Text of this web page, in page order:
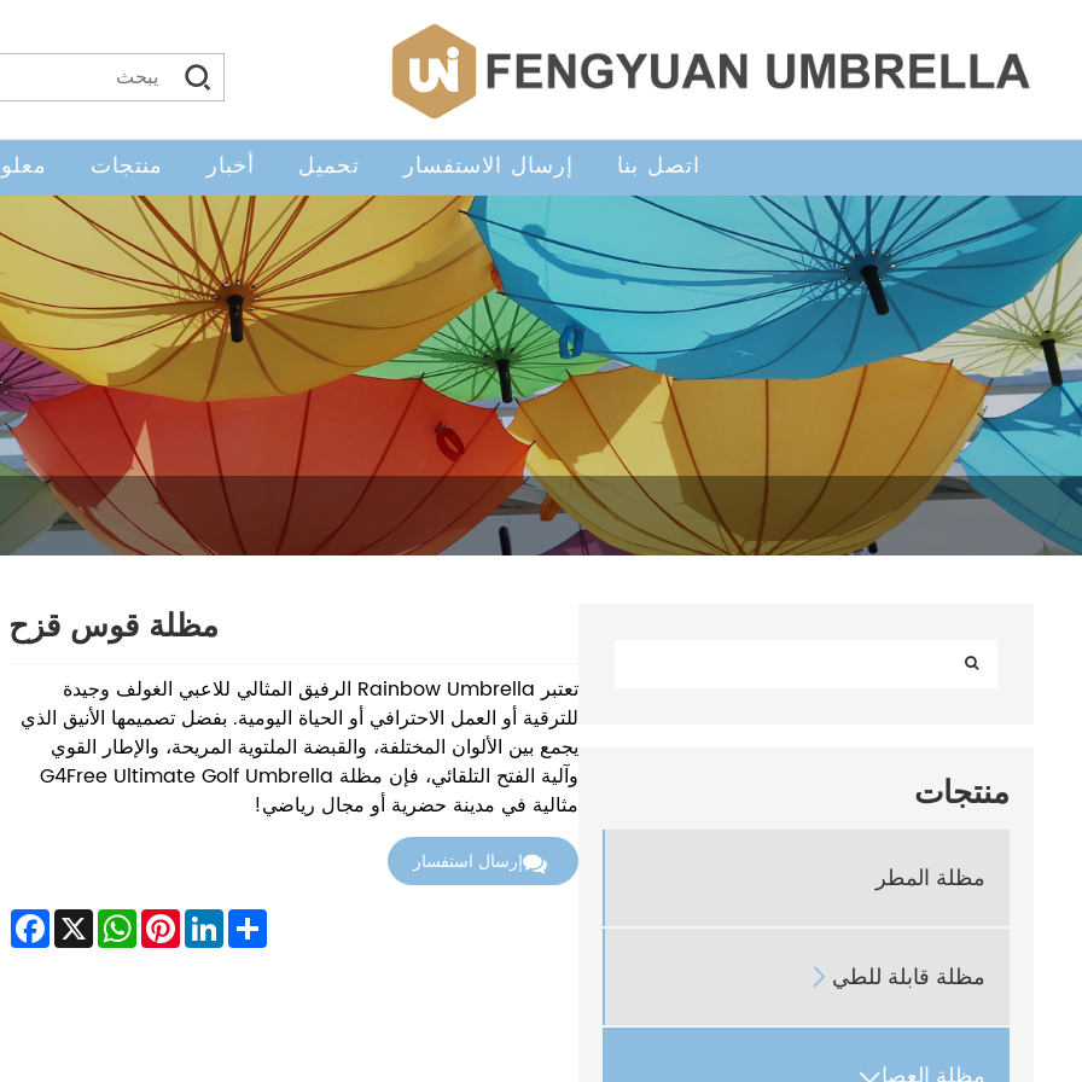
منتجات أخبار تحميل إرسال الاستفسار اتصل بنا
منتجات
مظلة المطر
مظلة قابلة للطي 

مظلة قوس قزح
تعتبر Rainbow Umbrella الرفيق المثالي للاعبي الغولف وجيدة
للترقية أو العمل الاحترافي أو الحياة اليومية. بفضل تصميمها الأنيق الذي
يجمع بين الألوان المختلفة، والقبضة الملتوية المريحة، والإطار القوي
وآلية الفتح التلقائي، فإن مظلة G4Free Ultimate Golf Umbrella
مثالية في مدينة حضرية أو مجال رياضي!
إرسال استفسار
X
WhatsAppPinterestLinkedIn Share